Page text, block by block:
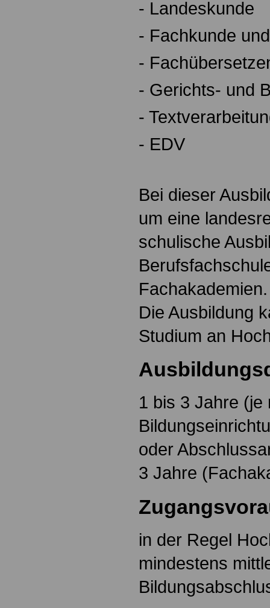
- Landeskunde
- Fachkunde
-
- Gerichts- und
-
- EDV
Bei dieser
um eine
schulische
Fachakademien.
Die Ausbildung
Studium an
1 bis 3 Jahre (je
oder
3 Jahre
in der Regel
mindestens